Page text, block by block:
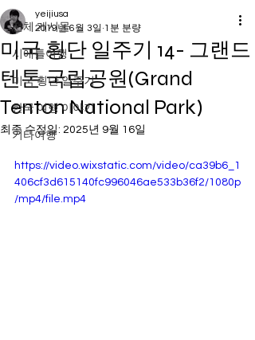
전체 게시물
시애틀여행
미국 횡단 일주기
한국 여행 이야기
기타여행
미국 횡단 일주기 14- 그랜드
텐톤 국립공원(Grand
Tenton National Park)
yeijiusa
2019년 6월 3일 1분 분량
최종 수정일: 2025년 9월 16일
https://video.wixstatic.com/video/ca39b6_1
406cf3d615140fc996046ae533b36f2/1080p
/mp4/file.mp4